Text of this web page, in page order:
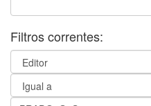
Filtros correntes: